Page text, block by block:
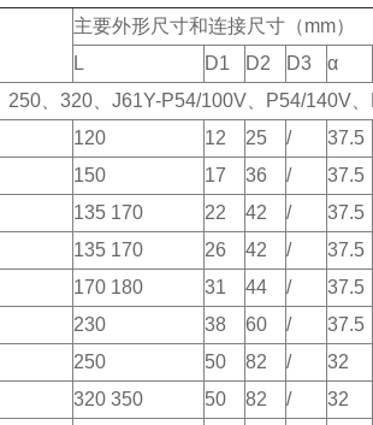
主要外形尺寸和连接尺寸（mm）
L
D1 D2 D3 α
250、320、J61Y-P54/100V、P54/140V
120 12 25 / 37.5
150 17 36 / 37.5
135 170 22 42 / 37.5
135 170 26 42 / 37.5
170 180 31 44 / 37.5
230 38 60 / 37.5
250 50 82 / 32
320 350 50 82 / 32